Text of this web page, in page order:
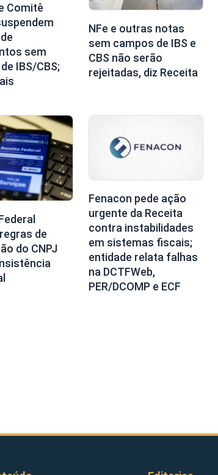
Comitê
sem
IBS/CBS;
NFe e outras notas
sem campos de IBS e
CBS não serão
rejeitadas, diz Receita
de
do CNPJ
Fenacon pede ação
urgente da Receita
contra instabilidades
em sistemas fiscais;
entidade relata falhas
na DCTFWeb,
PER/DCOMP e ECF